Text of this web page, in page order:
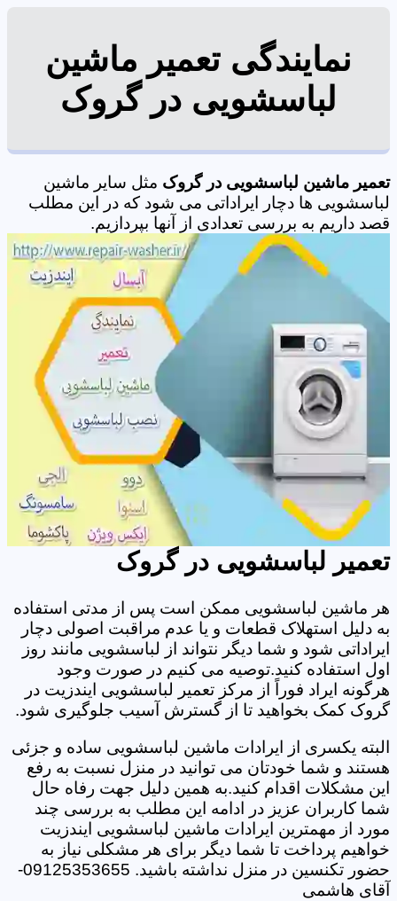
نمایندگی تعمیر ماشین
لباسشویی در گروک
تعمیر ماشین لباسشویی در گروک مثل سایر ماشین
لباسشویی ها دچار ایراداتی می شود که در این مطلب
قصد داریم به بررسی تعدادی از آنها بپردازیم.
تعمیر لباسشویی در گروک
هر ماشین لباسشویی ممکن است پس از مدتی استفاده
به دلیل استهلاک قطعات و یا عدم مراقبت اصولی دچار
ایراداتی شود و شما دیگر نتواند از لباسشویی مانند روز
اول استفاده کنید.توصیه می کنیم در صورت وجود
هرگونه ایراد فوراً از مرکز تعمیر لباسشویی ایندزیت در
گروک کمک بخواهید تا از گسترش آسیب جلوگیری شود.
البته یکسری از ایرادات ماشین لباسشویی ساده و جزئی
هستند و شما خودتان می توانید در منزل نسبت به رفع
این مشکلات اقدام کنید.به همین دلیل جهت رفاه حال
شما کاربران عزیز در ادامه این مطلب به بررسی چند
مورد از مهمترین ایرادات ماشین لباسشویی ایندزیت
خواهیم پرداخت تا شما دیگر برای هر مشکلی نیاز به
حضور تکنسین در منزل نداشته باشید. 09125353655-
آقای هاشمی